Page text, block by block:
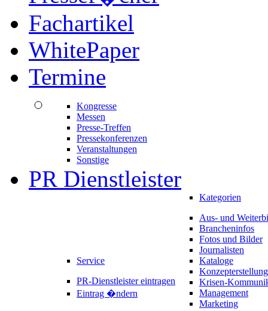
Fachartikel
WhitePaper
Termine
Kongresse
Messen
Presse-Treffen
Pressekonferenzen
Veranstaltungen
Sonstige
PR Dienstleister
Service
PR-Dienstleister eintragen
Eintrag �ndern
Kategorien
Aus- und
Brancheninfos
Fotos und Bilder
Journalisten
Kataloge
Konzepterstellung
Krisen-
Management
Marketing